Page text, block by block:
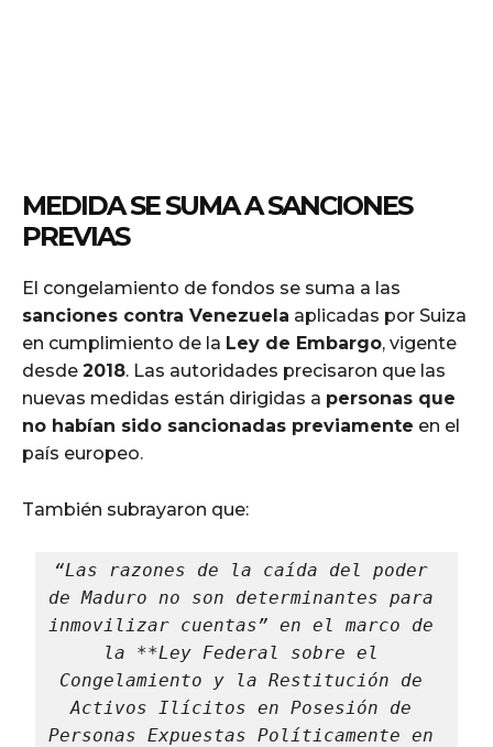
MEDIDA SE SUMA A SANCIONES
PREVIAS
El congelamiento de fondos se suma a las
sanciones contra Venezuela aplicadas por Suiza
en cumplimiento de la Ley de Embargo, vigente
desde 2018. Las autoridades precisaron que las
nuevas medidas están dirigidas a personas que
no habían sido sancionadas previamente en el
país europeo.
También subrayaron que:
“Las razones de la caída del poder
de Maduro no son determinantes para
inmovilizar cuentas” en el marco de
la **Ley Federal sobre el
Congelamiento y la Restitución de
Activos Ilícitos en Posesión de
Personas Expuestas Políticamente en